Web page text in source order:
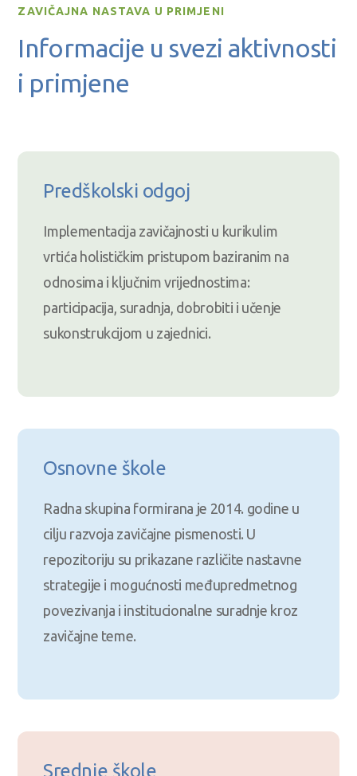
ZAVIČAJNA NASTAVA U PRIMJENI
Informacije u svezi aktivnosti
i primjene
Predškolski odgoj
Implementacija zavičajnosti u kurikulim
vrtića holističkim pristupom baziranim na
odnosima i ključnim vrijednostima:
participacija, suradnja, dobrobiti i učenje
sukonstrukcijom u zajednici.
Osnovne škole
Radna skupina formirana je 2014. godine u
cilju razvoja zavičajne pismenosti. U
repozitoriju su prikazane različite nastavne
strategije i mogućnosti međupredmetnog
povezivanja i institucionalne suradnje kroz
zavičajne teme.
Srednje škole